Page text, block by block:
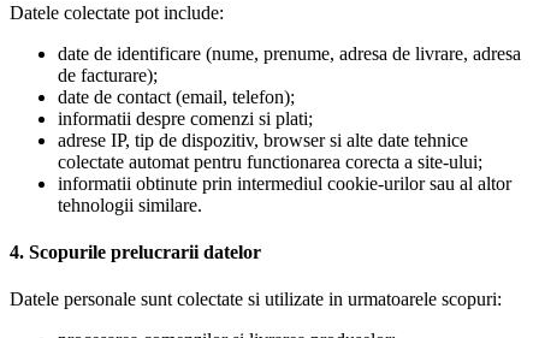
Datele colectate pot include:
date de identificare (nume, prenume, adresa de livrare, adresa
de facturare);
date de contact (email, telefon);
informatii despre comenzi si plati;
adrese IP, tip de dispozitiv, browser si alte date tehnice
colectate automat pentru functionarea corecta a site-ului;
informatii obtinute prin intermediul cookie-urilor sau al altor
tehnologii similare.
4. Scopurile prelucrarii datelor
Datele personale sunt colectate si utilizate in urmatoarele scopuri: